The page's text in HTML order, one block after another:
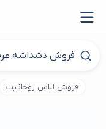
فروش لباس روحانیت